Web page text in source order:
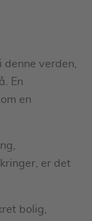
verden,
En
en
er det
bolig,